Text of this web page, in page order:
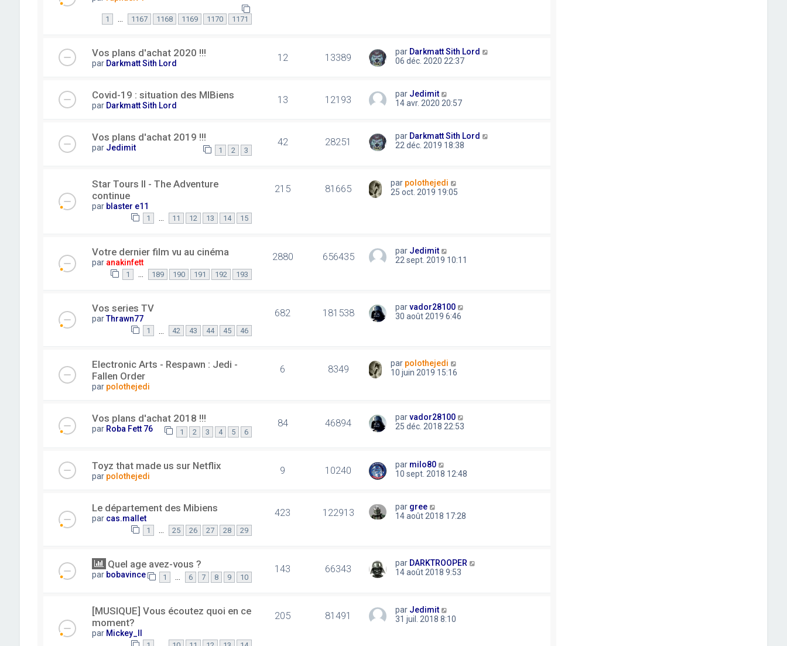
1 1167 1168 1169 1170 1171
Vos plans d'achat 2020 !!!
par Darkmatt Sith Lord 12 13389 par Darkmatt Sith Lord
06 déc. 2020 22:37
Covid-19 : situation des MIBiens
par Darkmatt Sith Lord 13 12193 par Jedimit
14 avr. 2020 20:57
Vos plans d'achat 2019 !!!
par Jedimit 1 2 3
42 28251 par Darkmatt Sith Lord
22 déc. 2019 18:38
Star Tours II - The Adventure
continue
par blaster e11
1 11 12 13 14 15
215 81665 par polothejedi
25 oct. 2019 19:05
Votre dernier film vu au cinéma
par anakinfett
1 … 189 190 191 192 193
2880 656435 par Jedimit
22 sept. 2019 10:11
Vos series TV
parThrawn77
1 42 43 44 45 46
682 181538 parvador28100
30 août 2019 6:46
Electronic Arts - Respawn : Jedi -
Fallen Order
par polothejedi
6 8349 par polothejedi
10 juin 2019 15:16
Vos plans d'achat 2018 !!!
par Roba Fett 76 1 2 3 4 5 6
84 46894 parvador28100
25 déc. 2018 22:53
Toyz that made us sur Netflix
par polothejedi 9 10240 par milo80
10 sept. 2018 12:48
Le département des Mibiens
par cas.mallet
1 25 26 27 28 29
423 122913 par gree
14 août 2018 17:28
Quel age avez-vous ?
par bobavince 1 6 7 8 9 10
143 66343 par DARKTROOPER
14 août 2018 9:53
[MUSIQUE] Vous écoutez quoi en ce
moment?
par Mickey_II
205 81491 par Jedimit
31 juil. 2018 8:10